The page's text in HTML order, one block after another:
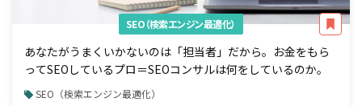
SEO（検索エンジン最適化）
あなたがうまくいかないのは「担当者」だから。お金をもら
ってSEOしているプロ＝SEOコンサルは何をしているのか。
SEO（検索エンジン最適化）